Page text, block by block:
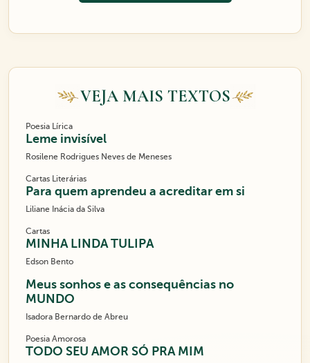
VEJA MAIS TEXTOS
Poesia Lírica
Leme invisível
Rosilene Rodrigues Neves de Meneses
Cartas Literárias
Para quem aprendeu a acreditar em si
Liliane Inácia da Silva
Cartas
MINHA LINDA TULIPA
Edson Bento
Meus sonhos e as consequências no
MUNDO
Isadora Bernardo de Abreu
Poesia Amorosa
TODO SEU AMOR SÓ PRA MIM